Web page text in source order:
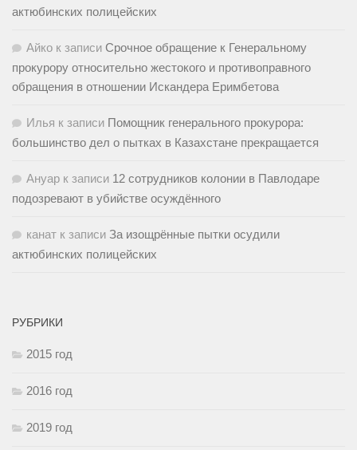
актюбинских полицейских
Айко к записи Срочное обращение к Генеральному
прокурору относительно жестокого и противоправного
обращения в отношении Искандера Еримбетова
Илья к записи Помощник генерального прокурора:
большинство дел о пытках в Казахстане прекращается
Ануар к записи 12 сотрудников колонии в Павлодаре
подозревают в убийстве осуждённого
канат к записи За изощрённые пытки осудили
актюбинских полицейских
РУБРИКИ
2015 год
2016 год
2019 год